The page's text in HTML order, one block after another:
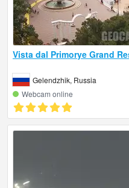
Vista dal Primorye Grand
Gelendzhik, Russia
Webcam online